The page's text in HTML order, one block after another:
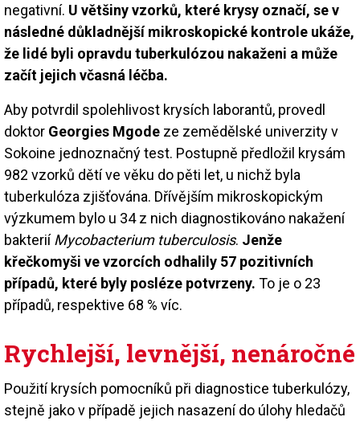
negativní. U většiny vzorků, které krysy označí, se v
následné důkladnější mikroskopické kontrole ukáže,
že lidé byli opravdu tuberkulózou nakaženi a může
začít jejich včasná léčba.
Aby potvrdil spolehlivost krysích laborantů, provedl
doktor Georgies Mgode ze zemědělské univerzity v
Sokoine jednoznačný test. Postupně předložil krysám
982 vzorků dětí ve věku do pěti let, u nichž byla
tuberkulóza zjišťována. Dřívějším mikroskopickým
výzkumem bylo u 34 z nich diagnostikováno nakažení
bakteriíMycobacterium tuberculosis. Jenže
křečkomyši ve vzorcích odhalily 57 pozitivních
případů, které byly posléze potvrzeny. To je o 23
případů, respektive 68 % víc.
Rychlejší, levnější, nenáročné
Použití krysích pomocníků při diagnostice tuberkulózy,
stejně jako v případě jejich nasazení do úlohy hledačů